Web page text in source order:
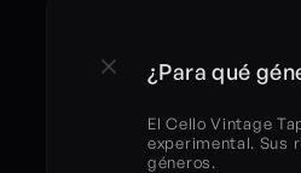
¿Para qué
El Cello Vintage
experimental. Sus
géneros.